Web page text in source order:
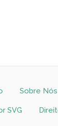
Sobre Nós
SVG